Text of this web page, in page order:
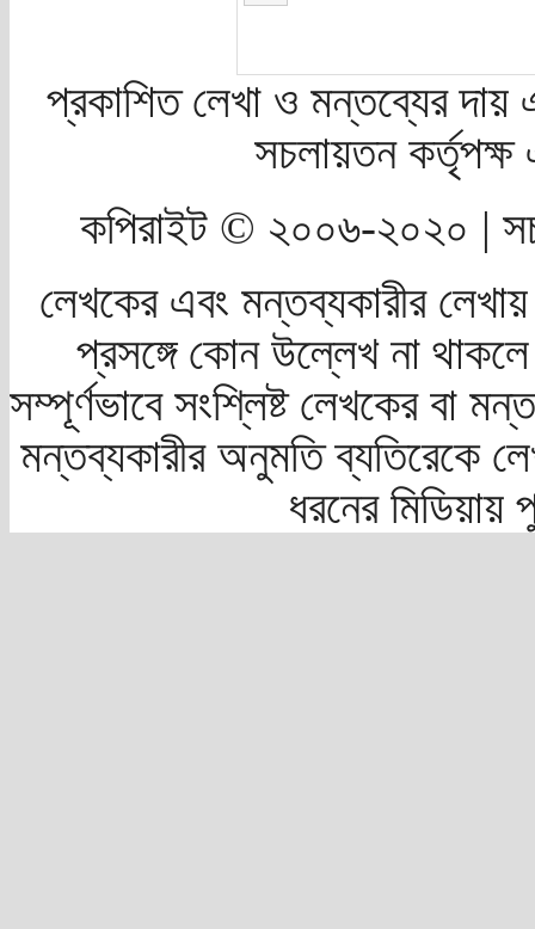
প্রকাশিত লেখা ও মন্তব্যের দায়
সচলায়তন
কপিরাইট © ২০০৬-২০২০ |
লেখকের এবং মন্তব্যকারীর
প্রসঙ্গে কোন উল্লেখ না
সম্পূর্ণভাবে সংশ্লিষ্ট লেখকের বা
মন্তব্যকারীর অনুমতি ব্যতিরেকে
ধরনের মিডিয়ায়